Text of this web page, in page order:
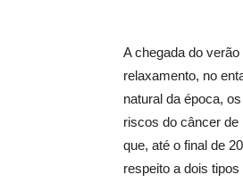
A chegada do
relaxamento, no
natural da época,
riscos do câncer de
que, até o final de
respeito a dois